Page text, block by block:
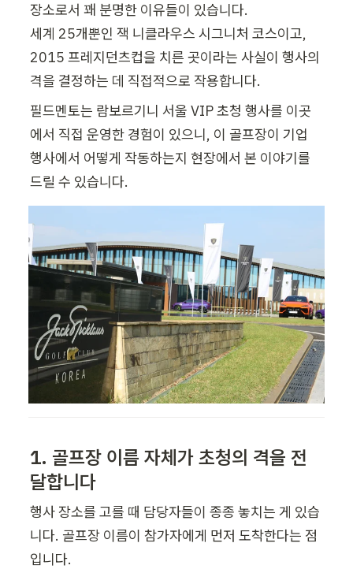
장소로서 꽤 분명한 이유들이 있습니다.
세계 25개뿐인 잭 니클라우스 시그니처 코스이고,
2015 프레지던츠컵을 치른 곳이라는 사실이 행사의
격을 결정하는 데 직접적으로 작용합니다.
필드멘토는 람보르기니 서울 VIP 초청 행사를 이곳
에서 직접 운영한 경험이 있으니, 이 골프장이 기업
행사에서 어떻게 작동하는지 현장에서 본 이야기를
드릴 수 있습니다.
1. 골프장 이름 자체가 초청의 격을 전
달합니다
행사 장소를 고를 때 담당자들이 종종 놓치는 게 있습
니다. 골프장 이름이 참가자에게 먼저 도착한다는 점
입니다.